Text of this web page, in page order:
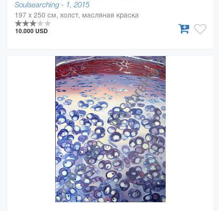
Soulsearching - 1, 2015
197 x 250 см, холст, масляная краска
10.000 USD